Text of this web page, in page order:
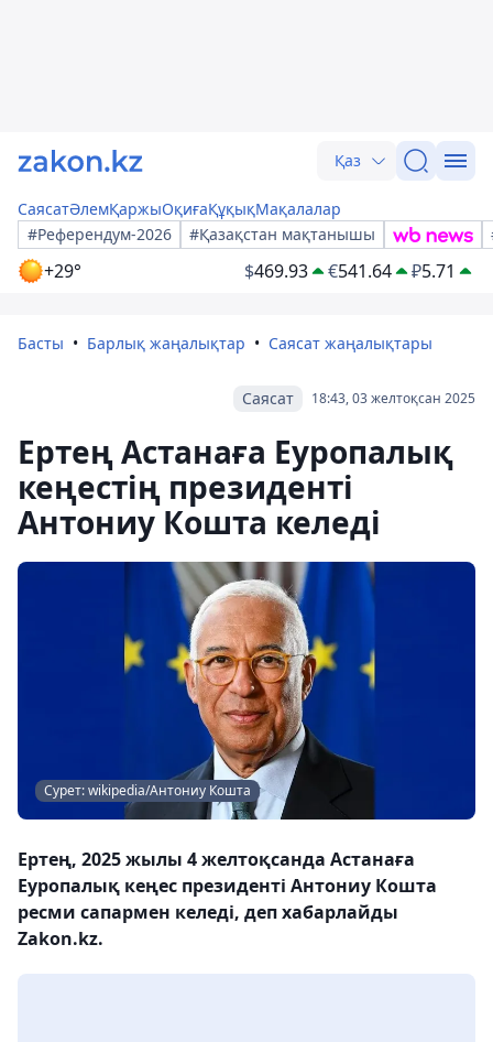
Қаз
СаясатӘлемҚаржыОқиғаҚұқықМақалалар
#Референдум-2026
#Қазақстан мақтанышы
+29° $469.93 €541.64 ₽5.71
Басты Барлық жаңалықтар Саясат жаңалықтары
18:43, 03 желтоқсан 2025
Саясат
Ертең Астанаға Еуропалық
кеңестің президенті
Антониу Кошта келеді
Сурет: wikipedia/Антониу Кошта
Ертең, 2025 жылы 4 желтоқсанда Астанаға
Еуропалық кеңес президенті Антониу Кошта
ресми сапармен келеді, деп хабарлайды
Zakon.kz.